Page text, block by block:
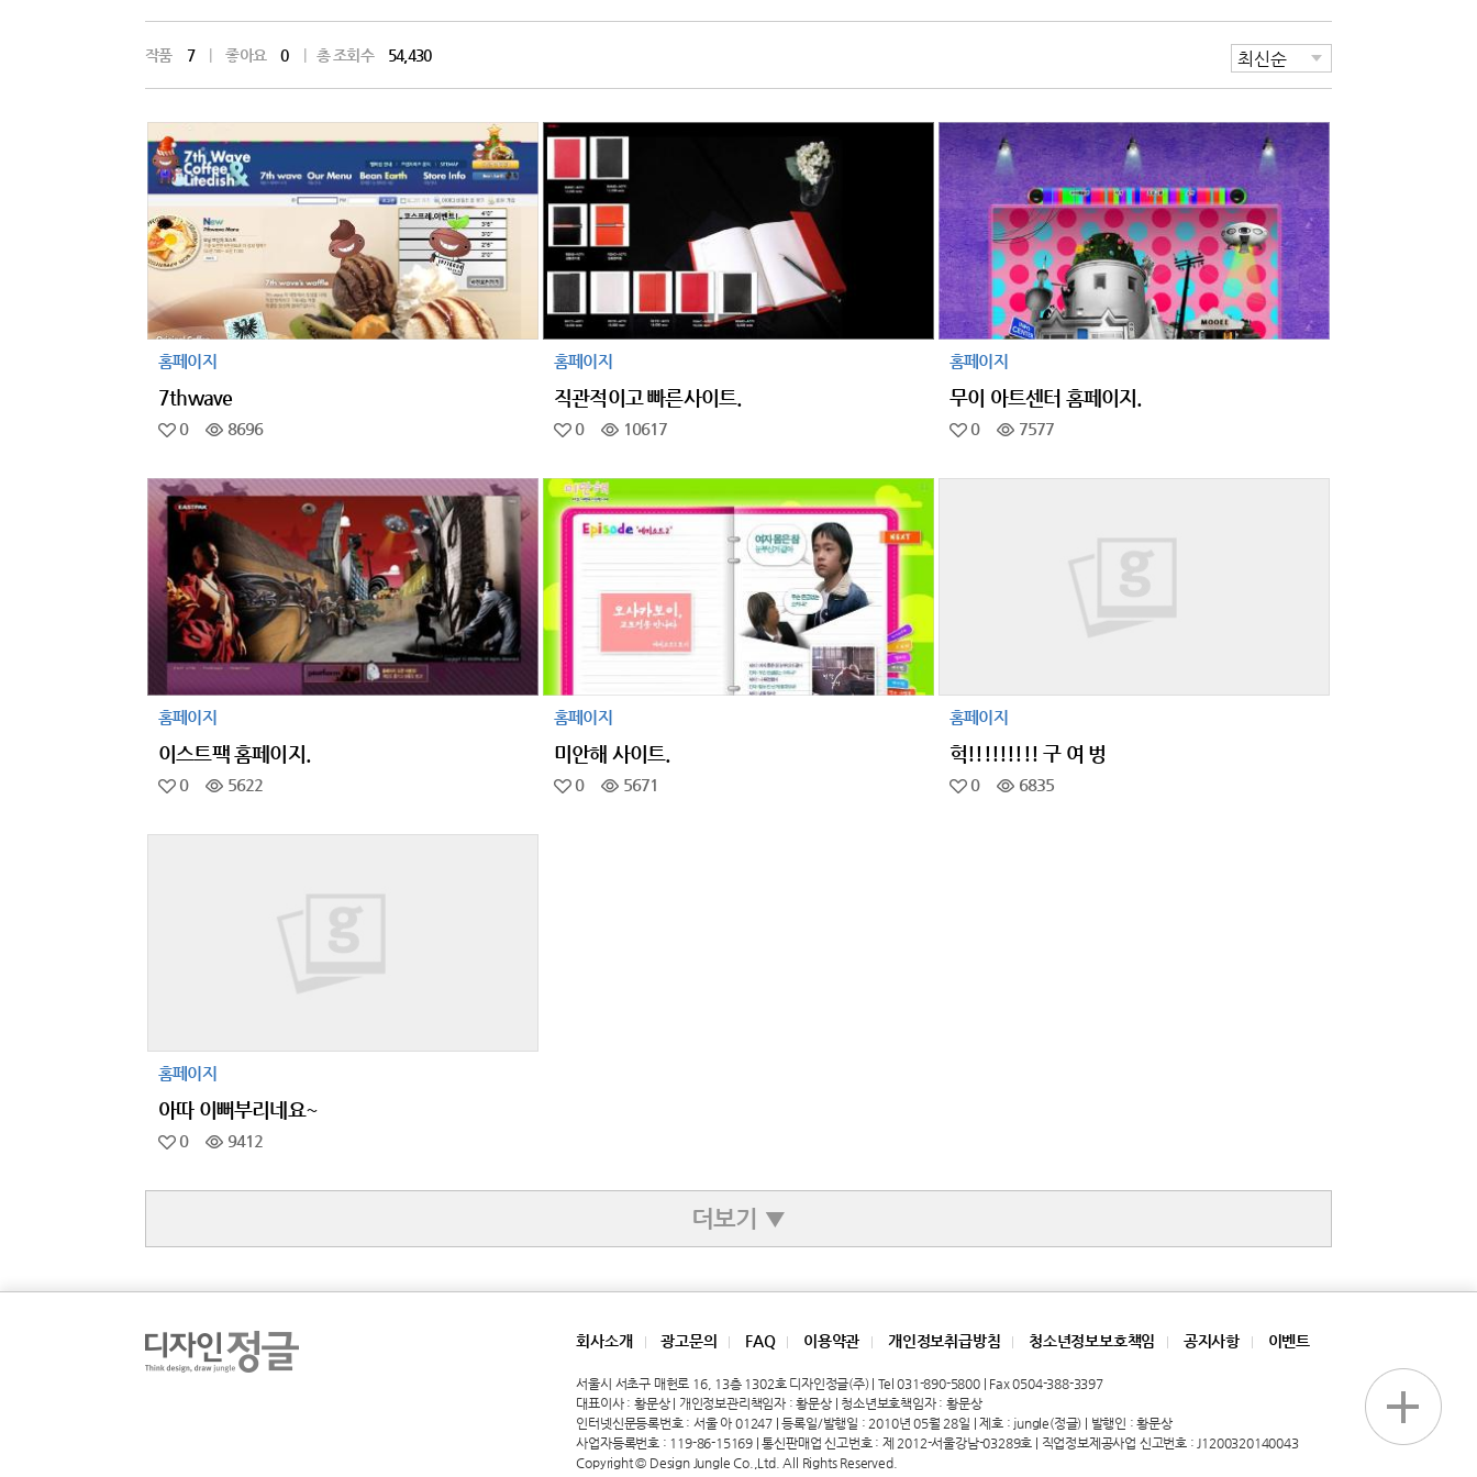
작품 7 좋아요 0 총 조회수 54,430
홈페이지
7thwave
0 8696
홈페이지
직관적이고 빠른사이트.
0 10617
홈페이지
무이 아트센터 홈페이지.
0 7577
홈페이지
이스트팩 홈페이지.
0 5622
홈페이지
미안해 사이트.
0 5671
홈페이지
헉!!!!!!!!! 구 여 벙
0 6835
홈페이지
아따 이뻐부리네요~
0 9412
더보기 ▼
회사소개 광고문의 FAQ 이용약관 개인정보취급방침 청소년정보보호책임 공지사항 이벤트
서울시 서초구 매헌로 16, 13층 1302호 디자인정글(주) | Tel 031-890-5800 | Fax 0504-388-3397
대표이사 : 황문상 | 개인정보관리책임자 : 황문상 | 청소년보호책임자 : 황문상
인터넷신문등록번호 : 서울 아 01247 | 등록일/발행일 : 2010년 05월 28일 | 제호 : jungle(정글) | 발행인 : 황문상
사업자등록번호 : 119-86-15169 | 통신판매업 신고번호 : 제 2012-서울강남-03289호 | 직업정보제공사업 신고번호 : J1200320140043
Copyright © Design Jungle Co.,Ltd. All Rights Reserved.